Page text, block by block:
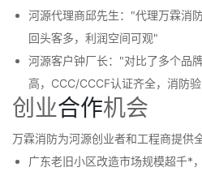
河源代理商邱先生："代理万霖消
回头客多，利润空间可观"
河源客户钟厂长："对比了多个品
高，CCC/CCCF认证齐全，消防
创业合作机会
万霖消防为河源创业者和工程商提供
广东老旧小区改造市场规模超千*